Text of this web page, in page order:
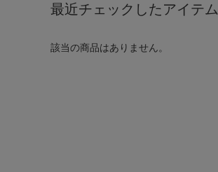
最近チェックしたアイテム
該当の商品はありません。